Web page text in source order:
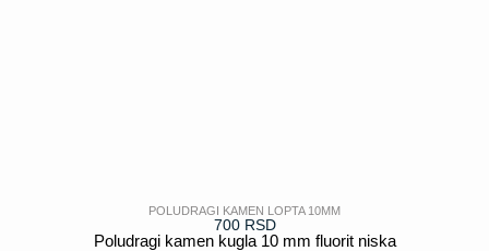
POLUDRAGI KAMEN LOPTA 10MM
700 RSD
Poludragi kamen kugla 10 mm fluorit niska